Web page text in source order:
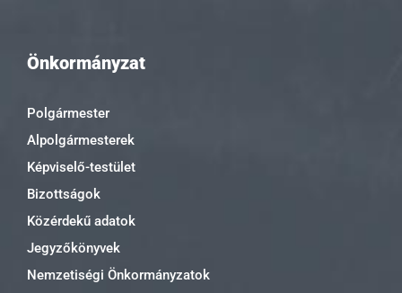
Önkormányzat
Polgármester
Alpolgármesterek
Képviselő-testület
Bizottságok
Közérdekű adatok
Jegyzőkönyvek
Nemzetiségi Önkormányzatok